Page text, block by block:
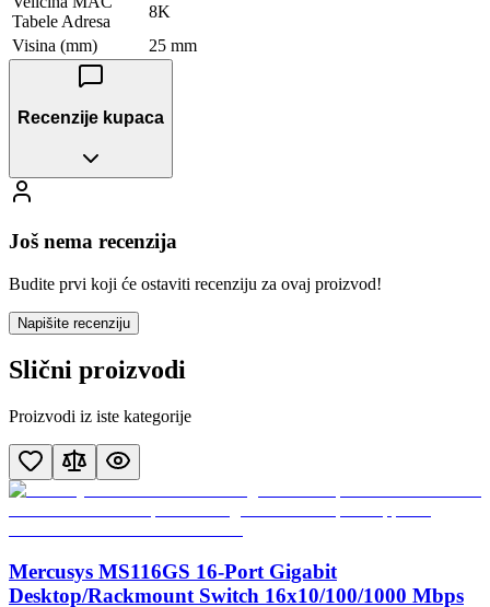
Tabele Adresa
8K
Visina (mm)
25 mm
Recenzije kupaca
Još nema recenzija
Budite prvi koji će ostaviti recenziju za ovaj proizvod!
Napišite recenziju
Slični proizvodi
Proizvodi iz iste kategorije
Mercusys MS116GS 16-Port Gigabit
Desktop/Rackmount Switch 16x10/100/1000 Mbps